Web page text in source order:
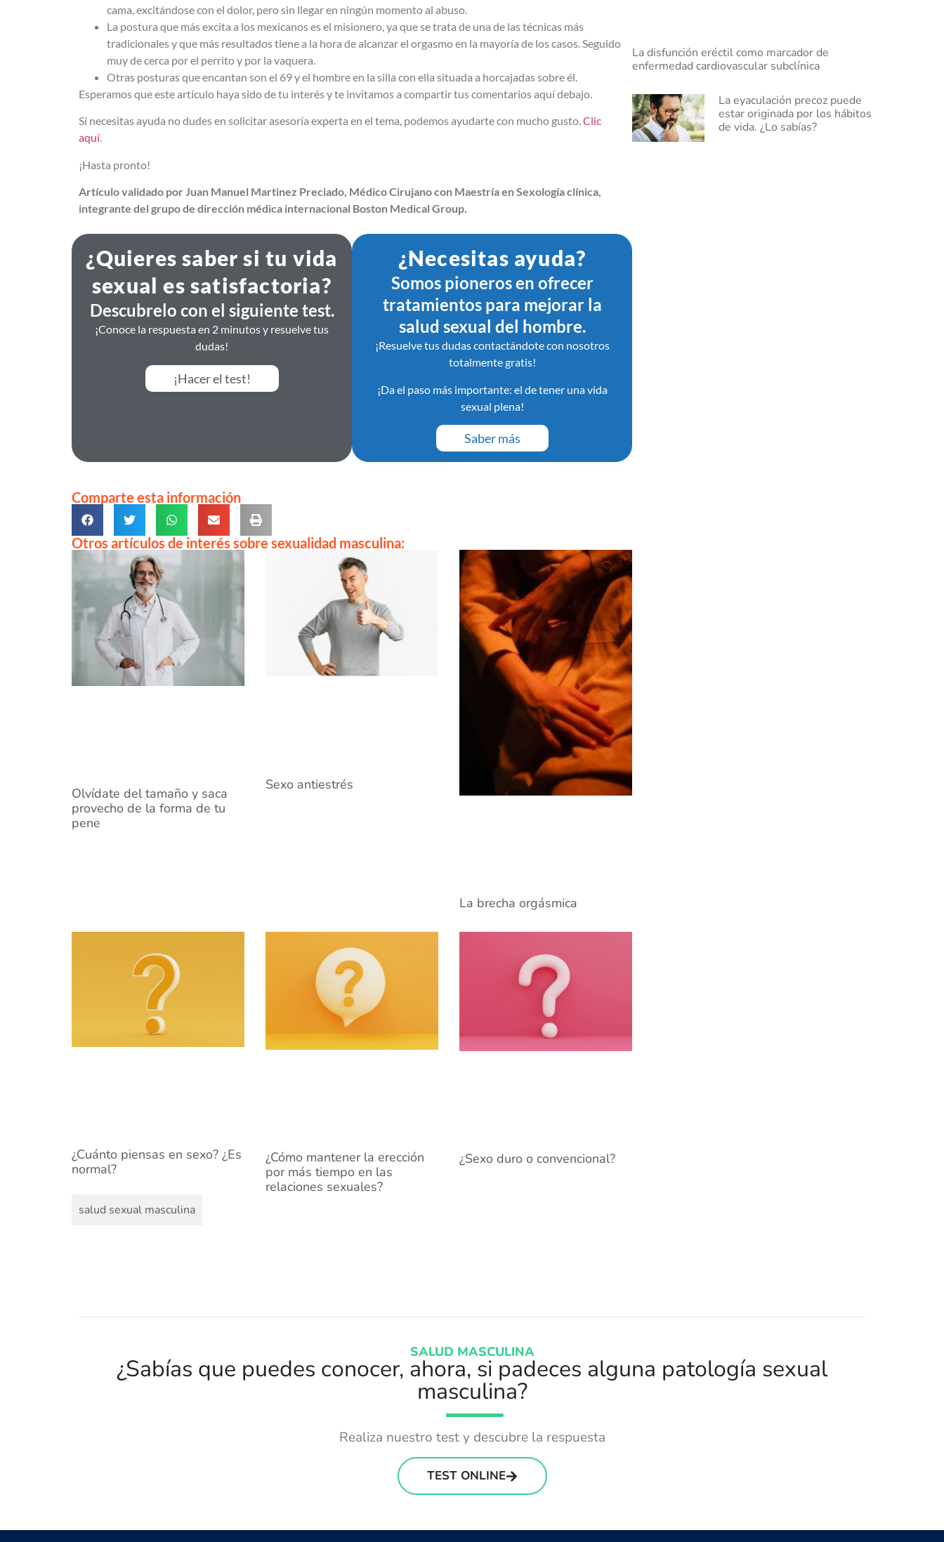
cama, excitándose con el dolor, pero sin llegar en ningún momento al abuso.
La postura que más excita a los mexicanos es el misionero, ya que se trata de una de las técnicas más
tradicionales y que más resultados tiene a la hora de alcanzar el orgasmo en la mayoría de los casos. Seguido
muy de cerca por el perrito y por la vaquera.
Otras posturas que encantan son el 69 y el hombre en la silla con ella situada a horcajadas sobre él.
Esperamos que este artículo haya sido de tu interés y te invitamos a compartir tus comentarios aquí debajo.
Si necesitas ayuda no dudes en solicitar asesoría experta en el tema, podemos ayudarte con mucho gusto.Clic
aquí.
¡Hasta pronto!
Artículo validado por Juan Manuel Martinez Preciado, Médico Cirujano con Maestría en Sexología clínica,
integrante del grupo de dirección médica internacional Boston Medical Group.
¿Quieres saber si tu vida
sexual es satisfactoria?
Descubrelo con el siguiente test.
¡Conoce la respuesta en 2 minutos y resuelve tus
dudas!
¡Hacer el test!
¿Necesitas ayuda?
Somos pioneros en ofrecer
tratamientos para mejorar la
salud sexual del hombre.
¡Resuelve tus dudas contactándote con nosotros
totalmente gratis!
¡Da el paso más importante: el de tener una vida
sexual plena!
Saber más
Comparte esta información
Otros artículos de interés sobre sexualidad masculina:
Olvídate del tamaño y saca
provecho de la forma de tu
pene
Sexo antiestrés
La brecha orgásmica
¿Cuánto piensas en sexo? ¿Es
normal?
¿Cómo mantener la erección
por más tiempo en las
relaciones sexuales?
¿Sexo duro o convencional?
salud sexual masculina
La disfunción eréctil como marcador de
enfermedad cardiovascular subclínica
La eyaculación precoz puede
estar originada por los hábitos
de vida. ¿Lo sabías?
SALUD MASCULINA
¿Sabías que puedes conocer, ahora, si padeces alguna patología sexual
masculina?
Realiza nuestro test y descubre la respuesta
TEST ONLINE